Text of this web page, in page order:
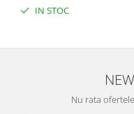
IN STOC
Nu rata